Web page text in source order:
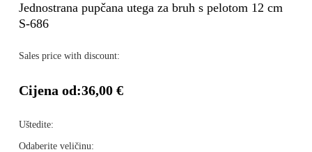
Jednostrana pupčana utega za bruh s pelotom 12 cm
S-686
Sales price with discount:
Cijena od:36,00 €
Uštedite:
Odaberite veličinu: